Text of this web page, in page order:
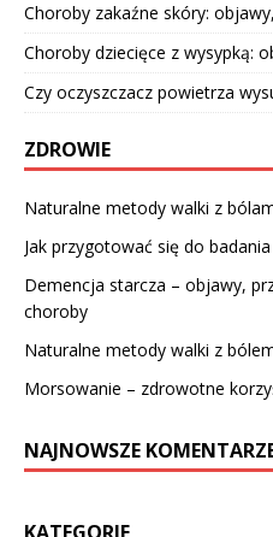
Choroby zakaźne skóry:
Choroby dziecięce z wysypką:
Czy oczyszczacz powietrza
ZDROWIE
Naturalne metody walki z
Jak przygotować się do
Demencja starcza – objawy,
choroby
Naturalne metody walki z
Morsowanie – zdrowotne
NAJNOWSZE